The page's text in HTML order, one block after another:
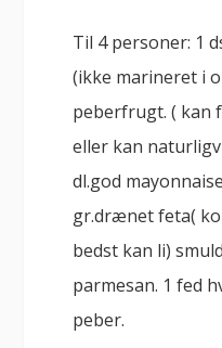
Til 4 personer: 1
(ikke marineret i
peberfrugt. ( kan
eller kan
dl.god
gr.drænet feta(
bedst kan li)
parmesan. 1 fed
peber.